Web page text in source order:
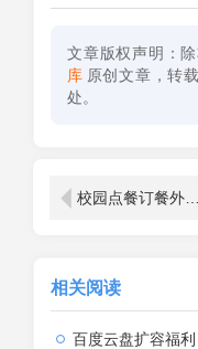
文章版权声明：
库 原创文章，转
处。
校园点餐订餐外卖跑腿Java源码
相关阅读
百度云盘扩容福利 免费